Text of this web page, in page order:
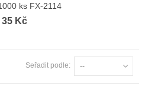
ks FX-2114
35 Kč
Seřadit podle: --